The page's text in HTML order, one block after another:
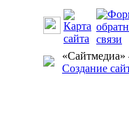
Создание